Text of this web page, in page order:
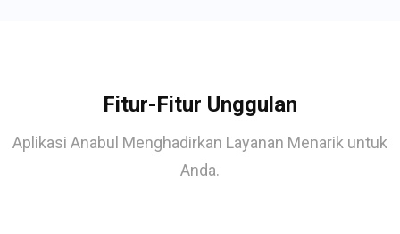
Fitur-Fitur Unggulan
Aplikasi Anabul Menghadirkan Layanan Menarik untuk
Anda.